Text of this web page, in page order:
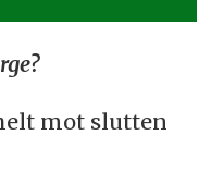
mot slutten